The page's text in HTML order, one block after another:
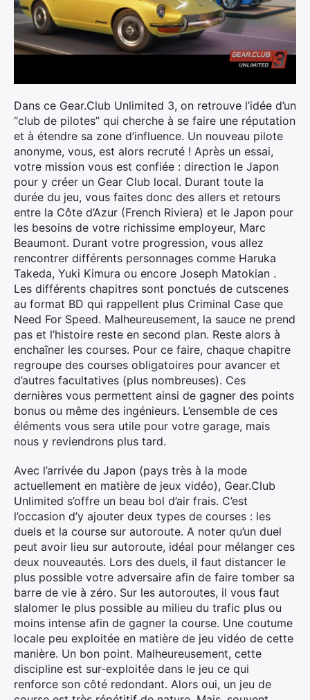
Dans ce Gear.Club Unlimited 3, on retrouve l’idée d’un
“club de pilotes” qui cherche à se faire une réputation
et à étendre sa zone d’influence. Un nouveau pilote
anonyme, vous, est alors recruté ! Après un essai,
votre mission vous est confiée : direction le Japon
pour y créer un Gear Club local. Durant toute la
durée du jeu, vous faites donc des allers et retours
entre la Côte d’Azur (French Riviera) et le Japon pour
les besoins de votre richissime employeur, Marc
Beaumont. Durant votre progression, vous allez
rencontrer différents personnages comme Haruka
Takeda, Yuki Kimura ou encore Joseph Matokian .
Les différents chapitres sont ponctués de cutscenes
au format BD qui rappellent plus Criminal Case que
Need For Speed. Malheureusement, la sauce ne prend
pas et l’histoire reste en second plan. Reste alors à
enchaîner les courses. Pour ce faire, chaque chapitre
regroupe des courses obligatoires pour avancer et
d’autres facultatives (plus nombreuses). Ces
dernières vous permettent ainsi de gagner des points
bonus ou même des ingénieurs. L’ensemble de ces
éléments vous sera utile pour votre garage, mais
nous y reviendrons plus tard.
Avec l’arrivée du Japon (pays très à la mode
actuellement en matière de jeux vidéo), Gear.Club
Unlimited s’offre un beau bol d’air frais. C’est
l’occasion d’y ajouter deux types de courses : les
duels et la course sur autoroute. A noter qu’un duel
peut avoir lieu sur autoroute, idéal pour mélanger ces
deux nouveautés. Lors des duels, il faut distancer le
plus possible votre adversaire afin de faire tomber sa
barre de vie à zéro. Sur les autoroutes, il vous faut
slalomer le plus possible au milieu du trafic plus ou
moins intense afin de gagner la course. Une coutume
locale peu exploitée en matière de jeu vidéo de cette
manière. Un bon point. Malheureusement, cette
discipline est sur-exploitée dans le jeu ce qui
renforce son côté redondant. Alors oui, un jeu de